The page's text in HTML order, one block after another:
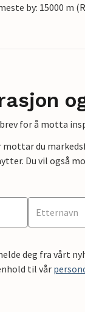
by: 15000 m
for å motta
du
Du vil også
deg fra vårt
til vår